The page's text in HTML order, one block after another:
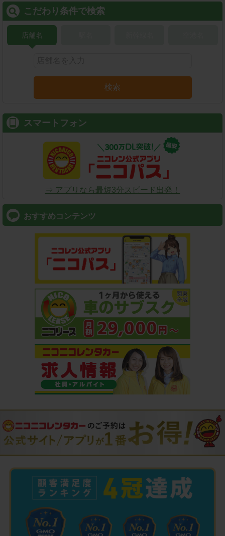
こだわり条件で検索
店舗名
検索
スマートフォン
⇒ アプリなら最短3分スピード出発！
おすすめコンテンツ